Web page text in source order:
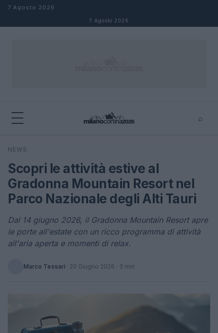
Salta al contenuto
7 Agosto 2026
7 Agosto 2026
⌕
Cerca
NEWS
Scopri le attività estive al
Gradonna Mountain Resort nel
Parco Nazionale degli Alti Tauri
Dal 14 giugno 2026, il Gradonna Mountain Resort apre
le porte all'estate con un ricco programma di attività
all'aria aperta e momenti di relax.
Marco Tessari · 20 Giugno 2026 · 3 min